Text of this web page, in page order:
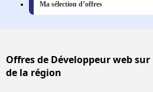
Ma sélection d’offres
Offresde Développeur web
de la région